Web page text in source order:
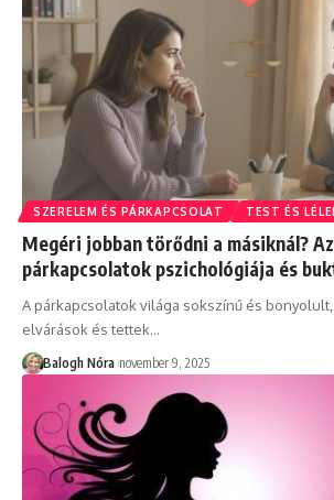
SZERELEM ÉS PÁRKAPCSOLAT TEST ÉS
Megéri jobban törődni a másiknál?
párkapcsolatok pszichológiája és
A párkapcsolatok világa sokszínű és
elvárások és tettek…
Balogh Nóra november 9, 2025